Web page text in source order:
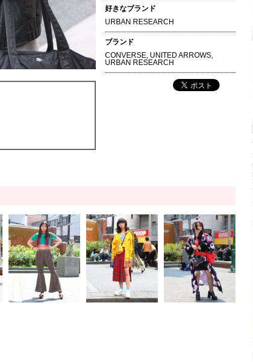
好きなブランド
URBAN RESEARCH
ブランド
CONVERSE, UNITED ARROWS,
URBAN RESEARCH